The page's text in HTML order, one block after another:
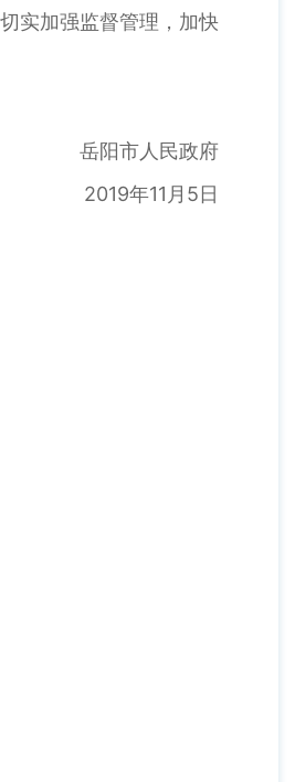
实加强监督管理，加快
岳阳市人民政府
2019年11月5日